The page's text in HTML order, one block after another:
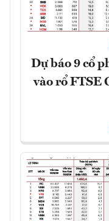
Dự báo 9 cổ
vào rổ FTSE